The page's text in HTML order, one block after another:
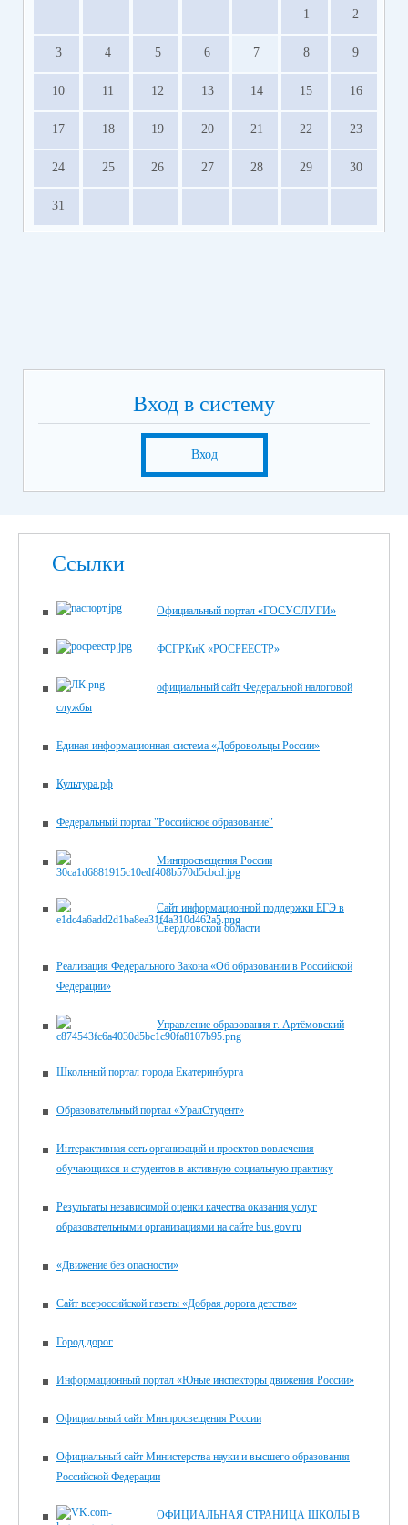
1 2
3 4 5 6 7 8 9
10 11 12 13 14 15 16
17 18 19 20 21 22 23
24 25 26 27 28 29 30
31
Вход в систему
Вход
Ссылки
Официальный портал «ГОСУСЛУГИ»
ФСГРКиК «РОСРЕЕСТР»
официальный сайт Федеральной налоговой
службы
Единая информационная система «Добровольцы России»
Культура.рф
Федеральный портал "Российское образование"
Минпросвещения России
Сайт информационной поддержки ЕГЭ в
Свердловской области
Реализация Федерального Закона «Об образовании в Российской
Федерации»
Управление образования г. Артёмовский
Школьный портал города Екатеринбурга
Образовательный портал «УралСтудент»
Интерактивная сеть организаций и проектов вовлечения
обучающихся и студентов в активную социальную практику
Результаты независимой оценки качества оказания услуг
образовательными организациями на сайте bus.gov.ru
«Движение без опасности»
Сайт всероссийской газеты «Добрая дорога детства»
Город дорог
Информационный портал «Юные инспекторы движения России»
Официальный сайт Минпросвещения России
Официальный сайт Министерства науки и высшего образования
Российской Федерации
ОФИЦИАЛЬНАЯ СТРАНИЦА ШКОЛЫ В